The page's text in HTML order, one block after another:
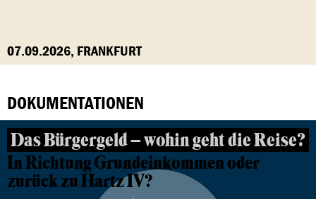
07.09.2026, FRANKFURT
DOKUMENTATIONEN
Das Bürgergeld – wohin geht die Reise?
In Richtung Grundeinkommen oder
zurück zu Hartz IV?